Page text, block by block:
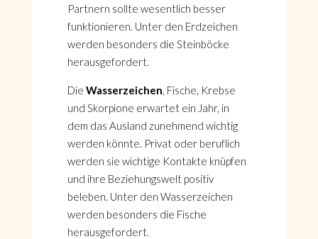
Partnern sollte wesentlich besser
funktionieren. Unter den Erdzeichen
werden besonders die Steinböcke
herausgefordert.
Die Wasserzeichen, Fische, Krebse
und Skorpione erwartet ein Jahr, in
dem das Ausland zunehmend wichtig
werden könnte. Privat oder beruflich
werden sie wichtige Kontakte knüpfen
und ihre Beziehungswelt positiv
beleben. Unter den Wasserzeichen
werden besonders die Fische
herausgefordert.